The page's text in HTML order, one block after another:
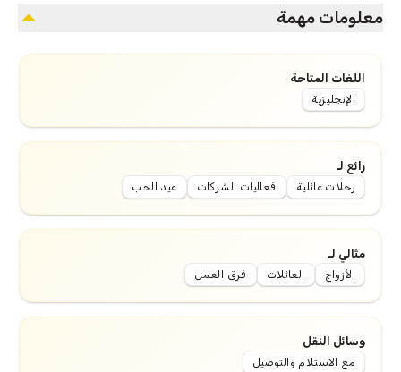
معلومات مهمة
اللغات المتاحة
الإنجليزية
رائع لـ
رحلات عائلية فعاليات الشركات عيد الحب
مثالي لـ
الأزواج العائلات فرق العمل
وسائل النقل
مع الاستلام والتوصيل